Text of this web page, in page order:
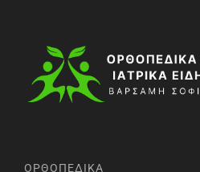
ΟΡΘΟΠΕΔΙΚΆ